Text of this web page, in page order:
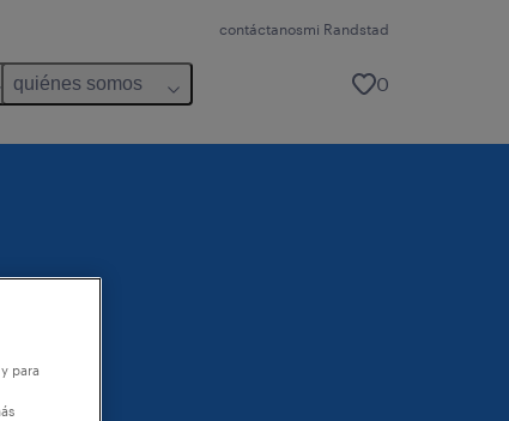
contáctanosmi Randstad
quiénes somos 0
para